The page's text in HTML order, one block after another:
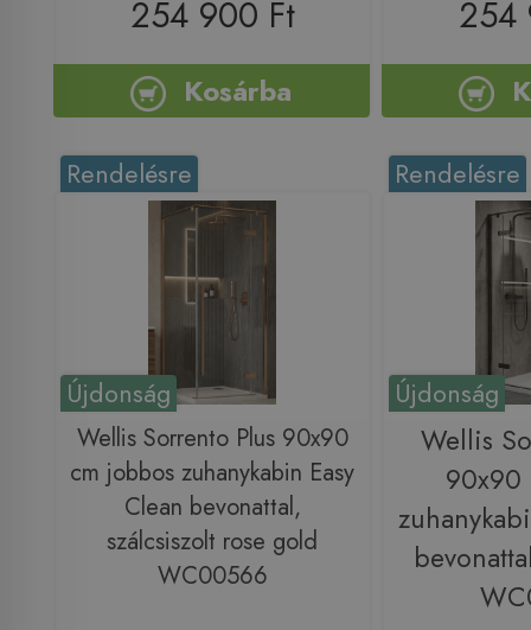
254 900 Ft
Kosárba
254
Újdonság
Rendelésre
Wellis Sorrento Plus 90x90
cm jobbos zuhanykabin Easy
Clean bevonattal,
szálcsiszolt rose gold
WC00566
Újdonság
Rendelésre
Wellis
90x90